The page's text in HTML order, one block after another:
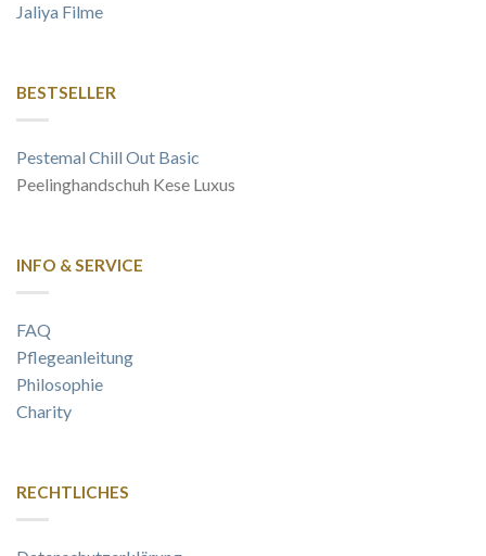
Jaliya Filme
BESTSELLER
Pestemal Chill Out Basic
Peelinghandschuh Kese Luxus
INFO & SERVICE
FAQ
Pflegeanleitung
Philosophie
Charity
RECHTLICHES